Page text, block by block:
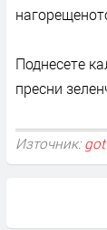
Поднесете
пресни
Източник: